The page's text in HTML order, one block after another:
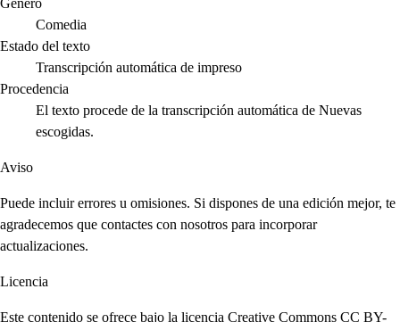
Género
Comedia
Estado del texto
Transcripción automática de impreso
Procedencia
El texto procede de la transcripción automática de Nuevas
escogidas.
Aviso
Puede incluir errores u omisiones. Si dispones de una edición mejor, te
agradecemos que contactes con nosotros para incorporar
actualizaciones.
Licencia
Este contenido se ofrece bajo la licencia Creative Commons CC BY-